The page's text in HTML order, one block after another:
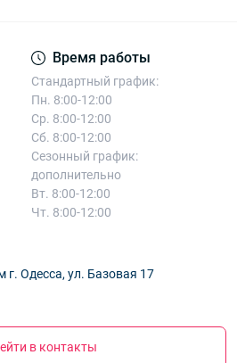
Время работы
Стандартный график:
Пн. 8:00-12:00
Ср. 8:00-12:00
Сб. 8:00-12:00
Сезонный график:
дополнительно
Вт. 8:00-12:00
Чт. 8:00-12:00
Одесса, ул. Базовая 17
в контакты